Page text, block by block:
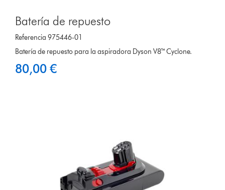
Batería de repuesto
Referencia 975446-01
Batería de repuesto para la aspiradora Dyson V8™ Cyclone.
80,00 €